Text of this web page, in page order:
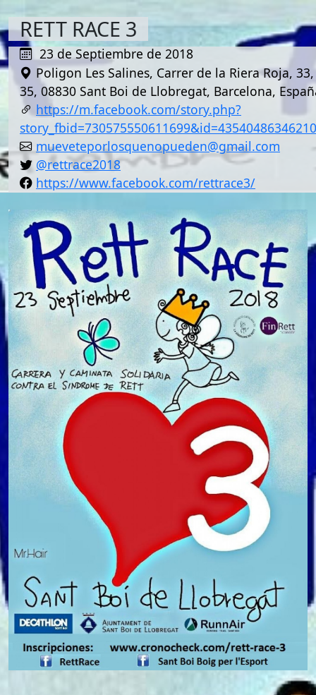
RETT RACE 3
23 de Septiembre de 2018
Poligon Les Salines, Carrer de la Riera Roja, 33,
35, 08830 Sant Boi de Llobregat, Barcelona,
https://m.facebook.com/story.php?
mueveteporlosquenopueden@gmail.com
@rettrace2018
https://www.facebook.com/rettrace3/